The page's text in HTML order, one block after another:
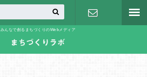
みんなで創るまちづくりのWebメディア